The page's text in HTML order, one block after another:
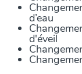
d’eau
d'éveil